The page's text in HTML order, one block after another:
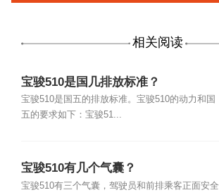
相关阅读
宝骏510是国几排放标准？
宝骏510是国五的排放标准。宝骏510的动力和国
五的要求如下：宝骏51...
宝骏510有几个气囊？
宝骏510有三个气囊，驾驶员和前排乘客正面安全